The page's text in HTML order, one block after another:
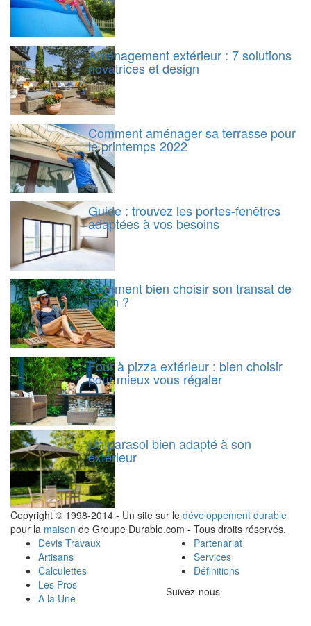
Aménagement extérieur : 7 solutions
novatrices et design
Comment aménager sa terrasse pour
le printemps 2022
Guide : trouvez les portes-fenêtres
adaptées à vos besoins
Comment bien choisir son transat de
jardin ?
Four à pizza extérieur : bien choisir
pour mieux vous régaler
Un parasol bien adapté à son
extérieur
Copyright © 1998-2014 - Un site sur le développement durable
pour la maison de Groupe Durable.com - Tous droits réservés.
Devis Travaux
Artisans
Calculettes
Les Pros
A la Une
Partenariat
Services
Définitions
Suivez-nous